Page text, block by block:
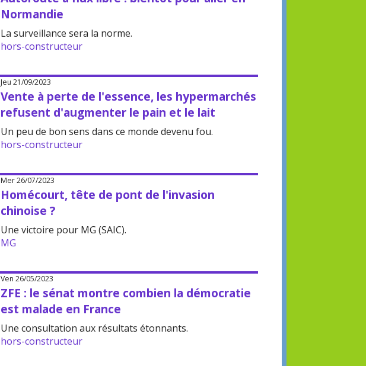
Normandie
La surveillance sera la norme.
hors-constructeur
Jeu 21/09/2023
Vente à perte de l'essence, les hypermarchés
refusent d'augmenter le pain et le lait
Un peu de bon sens dans ce monde devenu fou.
hors-constructeur
Mer 26/07/2023
Homécourt, tête de pont de l'invasion
chinoise ?
Une victoire pour MG (SAIC).
MG
Ven 26/05/2023
ZFE : le sénat montre combien la démocratie
est malade en France
Une consultation aux résultats étonnants.
hors-constructeur